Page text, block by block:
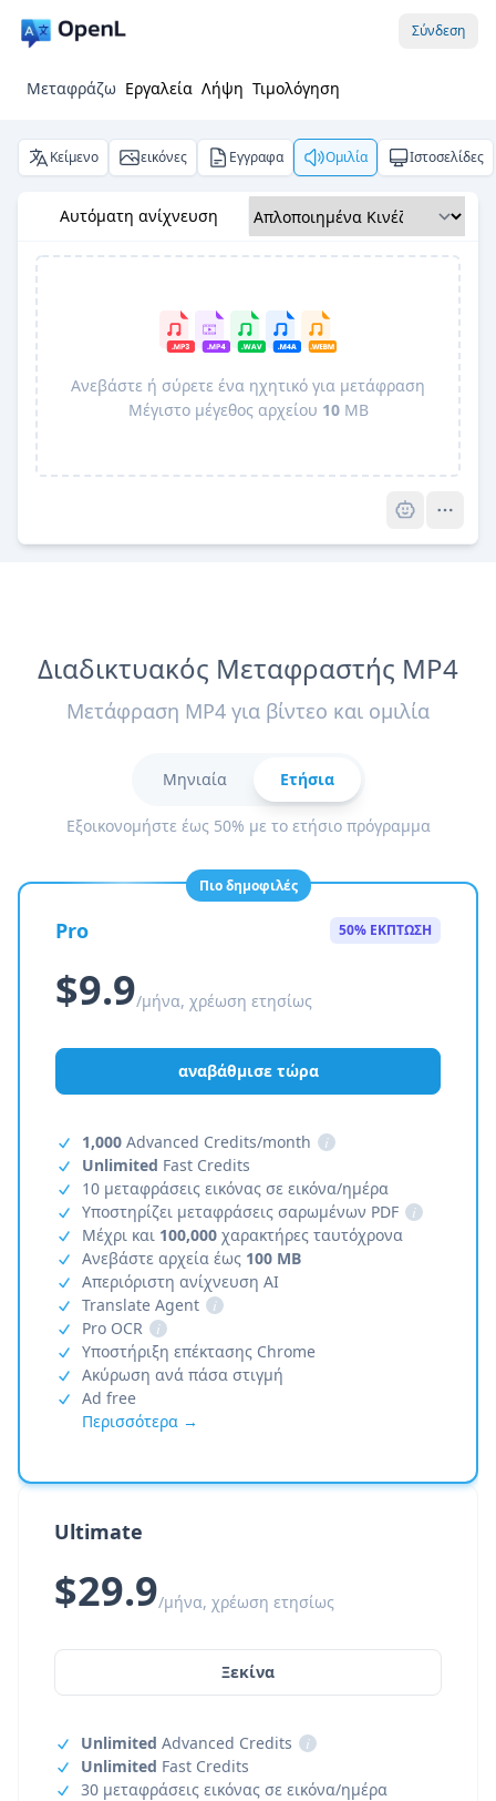
Σύνδεση
Μεταφράζω Εργαλεία Λήψη Τιμολόγηση
Κείμενο εικόνες Εγγραφα Ομιλία Ιστοσελίδες
Αυτόματη ανίχνευση
Ανεβάστε ή σύρετε ένα ηχητικό για μετάφραση
Μέγιστο μέγεθος αρχείου 10MB
Διαδικτυακός Μεταφραστής MP4
Μετάφραση MP4 για βίντεο και ομιλία
Μηνιαία Ετήσια
Εξοικονομήστε έως 50% με το ετήσιο πρόγραμμα
Πιο δημοφιλές
Pro 50% ΕΚΠΤΩΣΗ
$9.9/μήνα, χρέωση ετησίως
αναβάθμισε τώρα
1,000 Advanced Credits/month
i
Unlimited Fast Credits
10 μεταφράσεις εικόνας σε εικόνα/ημέρα
Υποστηρίζει μεταφράσεις σαρωμένων PDF
i
Μέχρι και 100,000 χαρακτήρες ταυτόχρονα
Ανεβάστε αρχεία έως 100 MB
Απεριόριστη ανίχνευση AI
Translate Agent
i
Pro OCR
i
Υποστήριξη επέκτασης Chrome
Ακύρωση ανά πάσα στιγμή
Ad free
Περισσότερα →
Ultimate
$29.9/μήνα, χρέωση ετησίως
Ξεκίνα
Unlimited Advanced Credits
i
Unlimited Fast Credits
30 μεταφράσεις εικόνας σε εικόνα/ημέρα